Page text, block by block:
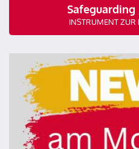
Safeguarding
INSTRUMENT ZUR